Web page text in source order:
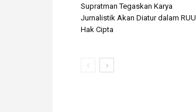
Supratman Tegaskan Karya
Jurnalistik Akan Diatur dalam RUU
Hak Cipta